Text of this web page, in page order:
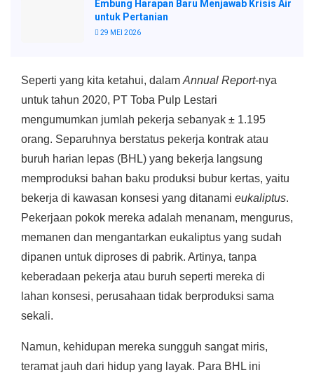
Embung Harapan Baru Menjawab Krisis Air
untuk Pertanian
29 MEI 2026
Seperti yang kita ketahui, dalam Annual Report-nya
untuk tahun 2020, PT Toba Pulp Lestari
mengumumkan jumlah pekerja sebanyak ± 1.195
orang. Separuhnya berstatus pekerja kontrak atau
buruh harian lepas (BHL) yang bekerja langsung
memproduksi bahan baku produksi bubur kertas, yaitu
bekerja di kawasan konsesi yang ditanami eukaliptus.
Pekerjaan pokok mereka adalah menanam, mengurus,
memanen dan mengantarkan eukaliptus yang sudah
dipanen untuk diproses di pabrik. Artinya, tanpa
keberadaan pekerja atau buruh seperti mereka di
lahan konsesi, perusahaan tidak berproduksi sama
sekali.
Namun, kehidupan mereka sungguh sangat miris,
teramat jauh dari hidup yang layak. Para BHL ini